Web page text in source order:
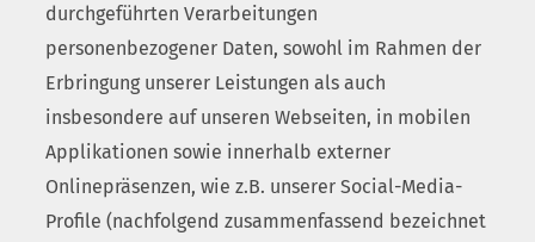
durchgeführten Verarbeitungen
personenbezogener Daten, sowohl im Rahmen der
Erbringung unserer Leistungen als auch
insbesondere auf unseren Webseiten, in mobilen
Applikationen sowie innerhalb externer
Onlinepräsenzen, wie z.B. unserer Social-Media-
Profile (nachfolgend zusammenfassend bezeichnet